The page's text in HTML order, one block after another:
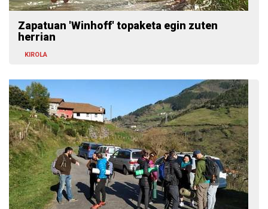
Zapatuan 'Winhoff' topaketa egin zuten
herrian
KIROLA